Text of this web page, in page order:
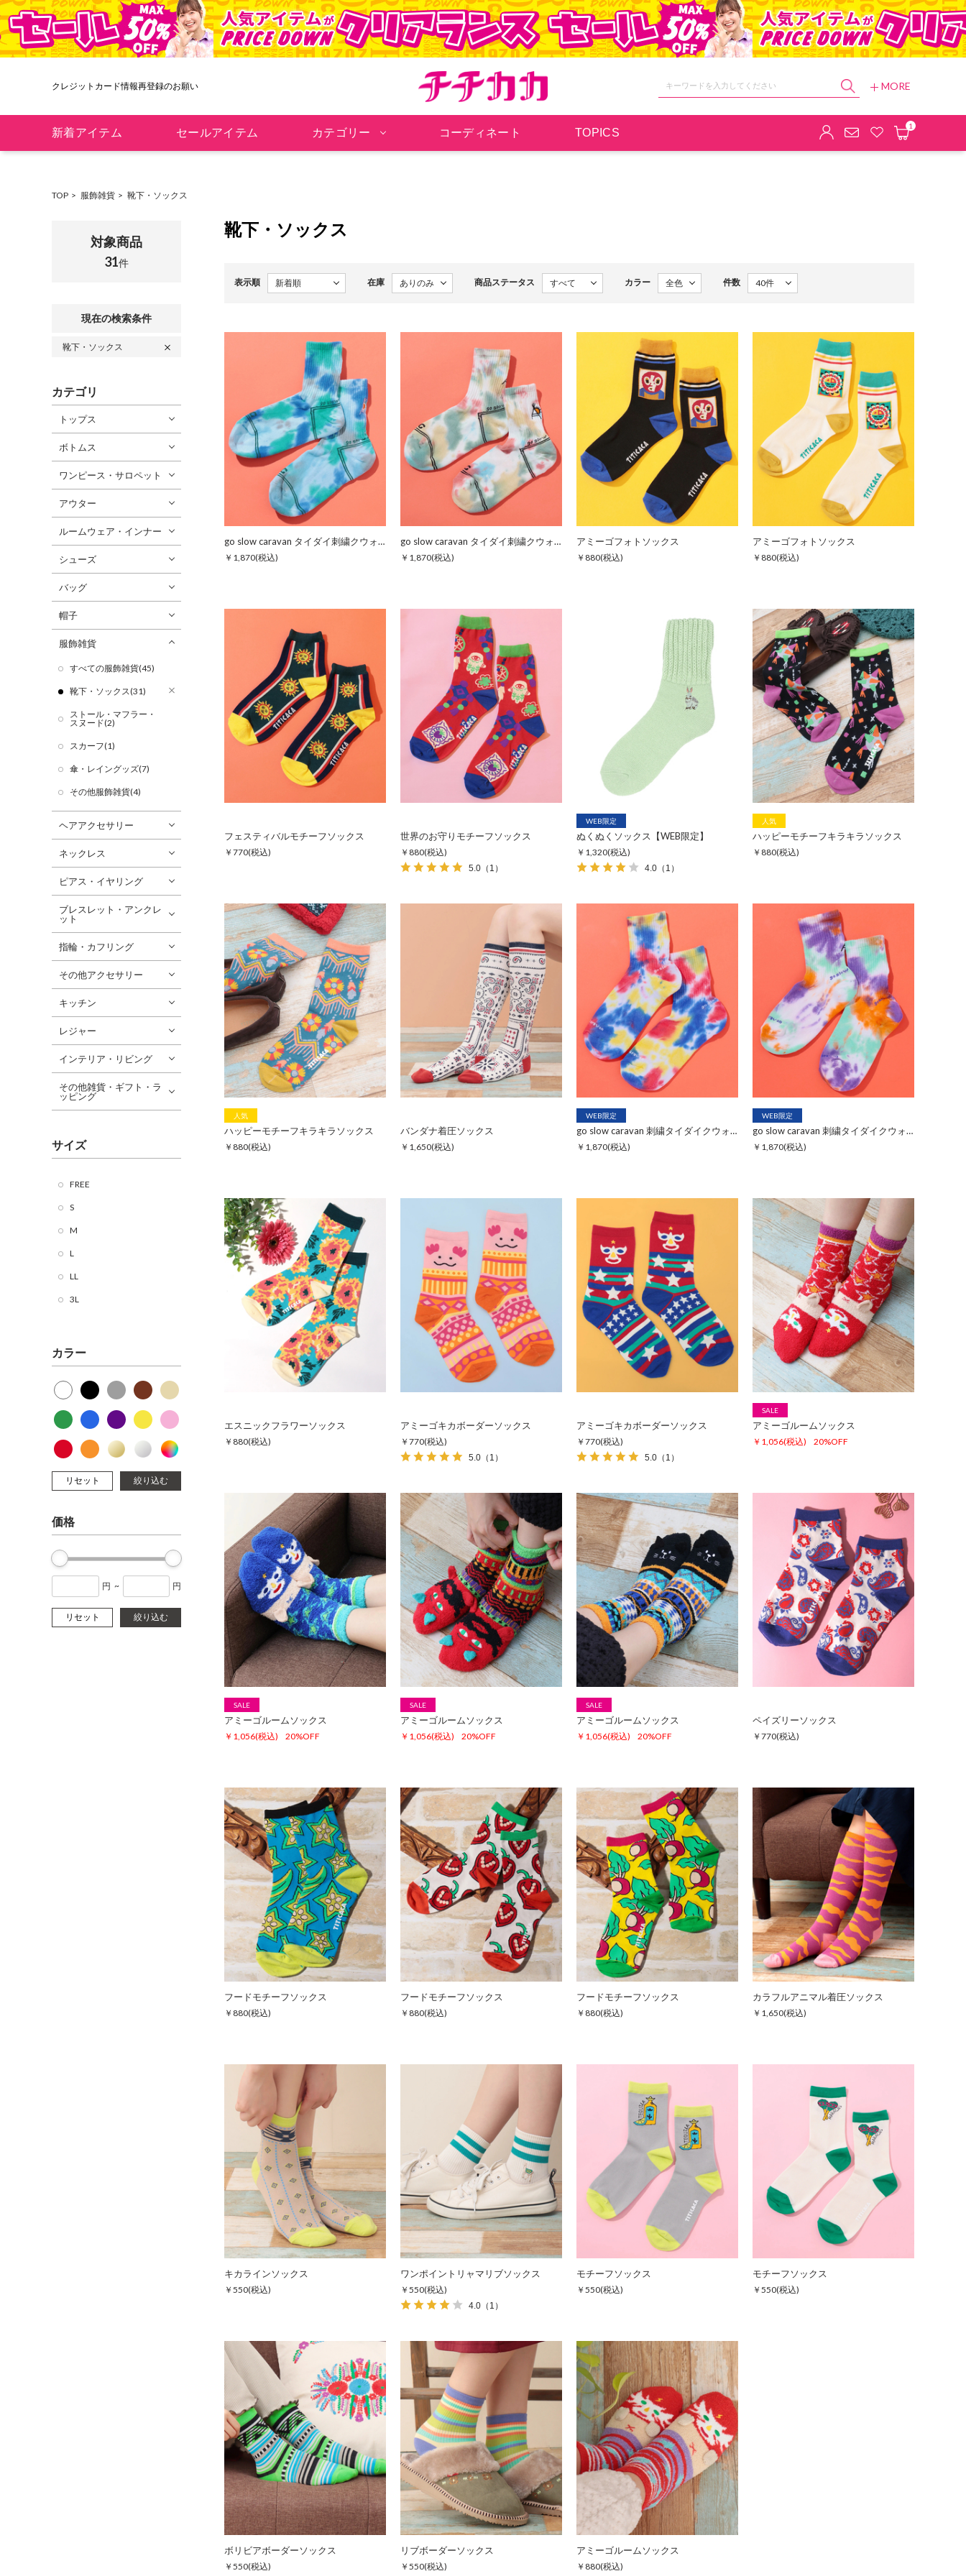
6,400円以上で送料無料！新規会員登録で300pt贈呈！
MORE
新着アイテム セールアイテム カテゴリー コーディネート TOPICS
1
TOP 服飾雑貨 靴下・ソックス
対象商品
31件
現在の検索条件
靴下・ソックス
カテゴリ
トップス
ボトムス
ワンピース・サロペット
アウター
ルームウェア・インナー
シューズ
バッグ
帽子
服飾雑貨
すべての服飾雑貨(45)
靴下・ソックス(31)
ストール・マフラー・
スヌード(2)
スカーフ(1)
傘・レイングッズ(7)
その他服飾雑貨(4)
ヘアアクセサリー
ネックレス
ピアス・イヤリング
ブレスレット・アンクレ
ット
指輪・カフリング
その他アクセサリー
キッチン
レジャー
インテリア・リビング
その他雑貨・ギフト・ラ
ッピング
サイズ
FREE
S
M
L
LL
3L
カラー
リセット 絞り込む
価格
円 ~ 円
リセット 絞り込む
靴下・ソックス
表示順 在庫 商品ステータス カラー 件数
go slow caravan タイダイ刺繍クウォーターソックス
￥1,870(税込)
go slow caravan タイダイ刺繍クウォーターソックス
￥1,870(税込)
アミーゴフォトソックス
￥880(税込)
アミーゴフォトソックス
￥880(税込)
フェスティバルモチーフソックス
￥770(税込)
世界のお守りモチーフソックス
￥880(税込)
5.0 （1）
WEB限定
ぬくぬくソックス【WEB限定】
￥1,320(税込)
4.0 （1）
人気
ハッピーモチーフキラキラソックス
￥880(税込)
人気
ハッピーモチーフキラキラソックス
￥880(税込)
バンダナ着圧ソックス
￥1,650(税込)
WEB限定
go slow caravan 刺繍タイダイクウォーターソックス【WEB限定】
￥1,870(税込)
WEB限定
go slow caravan 刺繍タイダイクウォーターソックス【WEB限定】
￥1,870(税込)
エスニックフラワーソックス
￥880(税込)
アミーゴキカボーダーソックス
￥770(税込)
5.0 （1）
アミーゴキカボーダーソックス
￥770(税込)
5.0 （1）
SALE
アミーゴルームソックス
￥1,056(税込) 20%OFF
SALE
アミーゴルームソックス
￥1,056(税込) 20%OFF
SALE
アミーゴルームソックス
￥1,056(税込) 20%OFF
SALE
アミーゴルームソックス
￥1,056(税込) 20%OFF
ペイズリーソックス
￥770(税込)
フードモチーフソックス
￥880(税込)
フードモチーフソックス
￥880(税込)
フードモチーフソックス
￥880(税込)
カラフルアニマル着圧ソックス
￥1,650(税込)
キカラインソックス
￥550(税込)
ワンポイントリャマリブソックス
￥550(税込)
4.0 （1）
モチーフソックス
￥550(税込)
モチーフソックス
￥550(税込)
ボリビアボーダーソックス
￥550(税込)
リブボーダーソックス
￥550(税込)
アミーゴルームソックス
￥880(税込)